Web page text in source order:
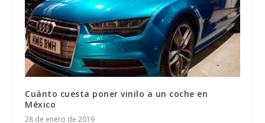
Cuánto cuesta poner vinilo a un coche en
México
28 de enero de 2019